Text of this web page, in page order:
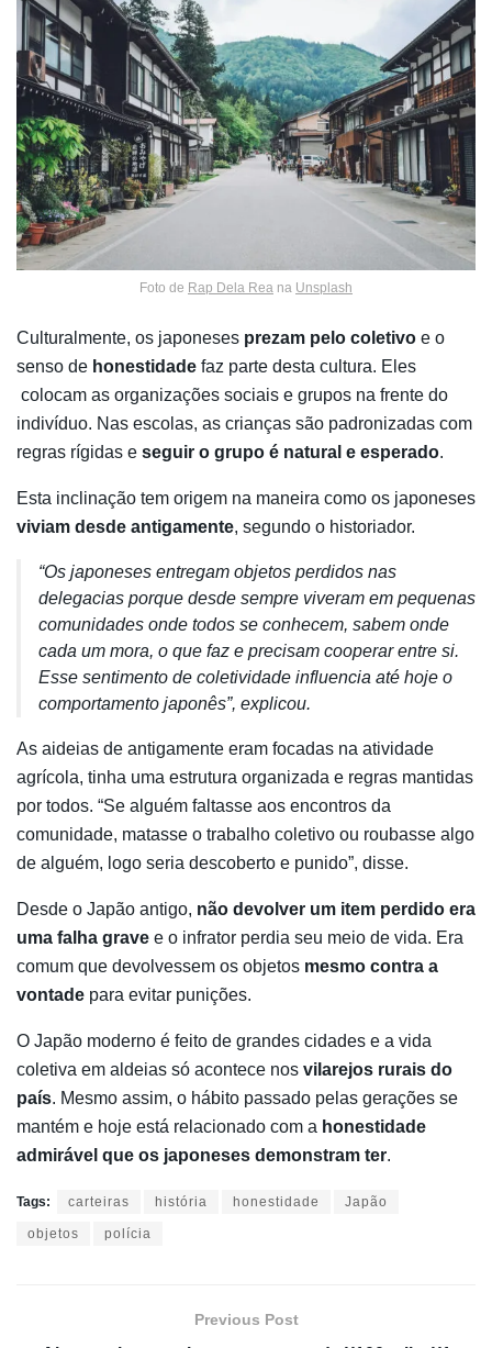
Foto de Rap Dela Rea na Unsplash
Culturalmente, os japoneses prezam pelo coletivo e o
senso de honestidade faz parte desta cultura. Eles
colocam as organizações sociais e grupos na frente do
indivíduo. Nas escolas, as crianças são padronizadas com
regras rígidas e seguir o grupo é natural e esperado.
Esta inclinação tem origem na maneira como os japoneses
viviam desde antigamente, segundo o historiador.
“Os japoneses entregam objetos perdidos nas
delegacias porque desde sempre viveram em pequenas
comunidades onde todos se conhecem, sabem onde
cada um mora, o que faz e precisam cooperar entre si.
Esse sentimento de coletividade influencia até hoje o
comportamento japonês”, explicou.
As aideias de antigamente eram focadas na atividade
agrícola, tinha uma estrutura organizada e regras mantidas
por todos. “Se alguém faltasse aos encontros da
comunidade, matasse o trabalho coletivo ou roubasse algo
de alguém, logo seria descoberto e punido”, disse.
Desde o Japão antigo, não devolver um item perdido era
uma falha grave e o infrator perdia seu meio de vida. Era
comum que devolvessem os objetos mesmo contra a
vontade para evitar punições.
O Japão moderno é feito de grandes cidades e a vida
coletiva em aldeias só acontece nos vilarejos rurais do
país. Mesmo assim, o hábito passado pelas gerações se
mantém e hoje está relacionado com a honestidade
admirável que os japoneses demonstram ter.
Tags: carteiras história honestidade Japão
objetos polícia
Previous Post